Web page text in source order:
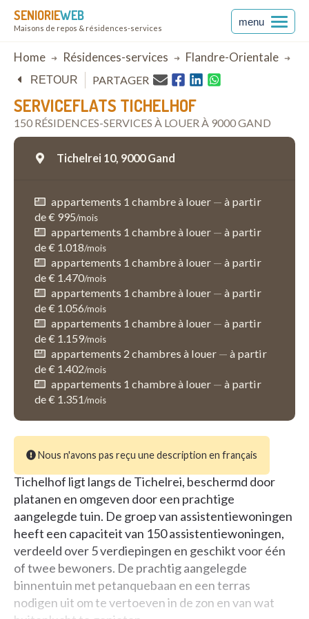
SENIORIEWEB
Maisons de repos & résidences-services
menu
Breadcrumb
Home Résidences-services Flandre-Orientale
SERVICEFLATS TICHELHOF
150 RÉSIDENCES-SERVICES À LOUER À 9000 GAND
RETOUR PARTAGER
Tichelrei 10, 9000 Gand
appartements 1 chambre à louer — à partir
de € 995/mois
appartements 1 chambre à louer — à partir
de € 1.018/mois
appartements 1 chambre à louer — à partir
de € 1.470/mois
appartements 1 chambre à louer — à partir
de € 1.056/mois
appartements 1 chambre à louer — à partir
de € 1.159/mois
appartements 2 chambres à louer — à partir
de € 1.402/mois
appartements 1 chambre à louer — à partir
de € 1.351/mois
Nous n'avons pas reçu une description en français
Tichelhof ligt langs de Tichelrei, beschermd door
platanen en omgeven door een prachtige
aangelegde tuin. De groep van assistentiewoningen
heeft een capaciteit van 150 assistentiewoningen,
verdeeld over 5 verdiepingen en geschikt voor één
of twee bewoners. De prachtig aangelegde
binnentuin met petanquebaan en een terras
nodigen uit om te vertoeven in de zon en van wat